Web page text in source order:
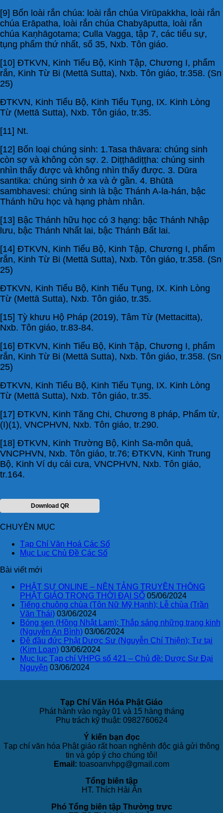
[9] Bốn loài rắn chúa: loài rắn chúa Virūpakkha, loài rắn
chúa Erāpatha, loài rắn chúa Chabyāputta, loài rắn
chúa Kaṇhāgotama; Culla Vagga, tập 7, các tiểu sự,
tụng phẩm thứ nhất, số 35, Nxb. Tôn giáo.
[10] ĐTKVN, Kinh Tiểu Bộ, Kinh Tập, Chương I, phẩm
rắn, Kinh Từ Bi (Mettā Sutta), Nxb. Tôn giáo, tr.358. (Sn
25)
ĐTKVN, Kinh Tiểu Bộ, Kinh Tiểu Tụng, IX. Kinh Lòng
Từ (Mettā Sutta), Nxb. Tôn giáo, tr.35.
[11] Nt.
[12] Bốn loại chúng sinh: 1.Tasa thāvara: chúng sinh
còn sợ và không còn sợ. 2. Diṭṭhādiṭṭha: chúng sinh
nhìn thấy được và không nhìn thấy được. 3. Dūra
santika: chúng sinh ở xa và ở gần. 4. Bhūtā
sambhavesi: chúng sinh là bậc Thánh A-la-hán, bậc
Thánh hữu học và hạng phàm nhân.
[13] Bậc Thánh hữu học có 3 hạng: bậc Thánh Nhập
lưu, bậc Thánh Nhất lai, bậc Thánh Bất lai.
[14] ĐTKVN, Kinh Tiểu Bộ, Kinh Tập, Chương I, phẩm
rắn, Kinh Từ Bi (Mettā Sutta), Nxb. Tôn giáo, tr.358. (Sn
25)
ĐTKVN, Kinh Tiểu Bộ, Kinh Tiểu Tụng, IX. Kinh Lòng
Từ (Mettā Sutta), Nxb. Tôn giáo, tr.35.
[15] Tỳ khưu Hộ Pháp (2019), Tâm Từ (Mettacitta),
Nxb. Tôn giáo, tr.83-84.
[16] ĐTKVN, Kinh Tiểu Bộ, Kinh Tập, Chương I, phẩm
rắn, Kinh Từ Bi (Mettā Sutta), Nxb. Tôn giáo, tr.358. (Sn
25)
ĐTKVN, Kinh Tiểu Bộ, Kinh Tiểu Tụng, IX. Kinh Lòng
Từ (Mettā Sutta), Nxb. Tôn giáo, tr.35.
[17] ĐTKVN, Kinh Tăng Chi, Chương 8 pháp, Phẩm từ,
(I)(1), VNCPHVN, Nxb. Tôn giáo, tr.290.
[18] ĐTKVN, Kinh Trường Bộ, Kinh Sa-môn quả,
VNCPHVN, Nxb. Tôn giáo, tr.76; ĐTKVN, Kinh Trung
Bộ, Kinh Ví dụ cái cưa, VNCPHVN, Nxb. Tôn giáo,
tr.164.
Download QR
CHUYÊN MỤC
Tạp Chí Văn Hoá Các Số
Mục Lục Chủ Đề Các Số
Bài viết mới
PHẬT SỰ ONLINE – NỀN TẢNG TRUYỀN THÔNG
PHẬT GIÁO TRONG THỜI ĐẠI SỐ 05/06/2024
Tiếng chuông chùa (Tôn Nữ Mỹ Hạnh); Lễ chùa (Trần
Văn Thái) 03/06/2024
Bóng sen (Hồng Nhật Lam); Thắp sáng những trang kinh
(Nguyễn An Bình) 03/06/2024
Đê đầu đức Phật Dược Sư (Nguyễn Chí Thiện); Tự tại
(Kim Loan) 03/06/2024
Mục lục Tạp chí VHPG số 421 – Chủ đề: Dược Sư Đại
Nguyện 03/06/2024
Tạp Chí Văn Hóa Phật Giáo
Phát hành vào ngày 01 và 15 hàng tháng
Phụ trách kỹ thuật: 0982760624
Ý kiến bạn đọc
Tạp chí văn hóa Phật giáo rất hoan nghênh độc giả gửi thông
tin và góp ý cho chúng tôi!
Email: toasoanvhpg@gmail.com
Tổng biên tập
HT. Thích Hải Ấn
Phó Tổng biên tập Thường trực